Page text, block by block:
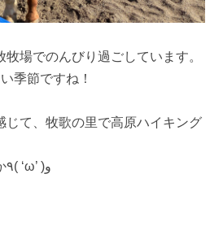
場でのんびり過ごしています。
季節ですね！
じて、牧歌の里で高原ハイキング
今日も元気に遊ぼっか٩( ‘ω’ )و